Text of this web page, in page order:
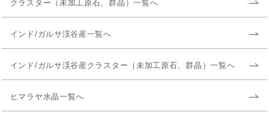
クラスター（未加工原石、群晶）一覧へ
インド/ガルサ渓谷産一覧へ
インド/ガルサ渓谷産クラスター（未加工原石、群晶）一覧へ
ヒマラヤ水晶一覧へ